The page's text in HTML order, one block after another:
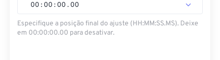
00 : 00 : 00 . 00
Especifique a posição final do ajuste (HH:MM:SS.MS). Deixe
em 00:00:00.00 para desativar.